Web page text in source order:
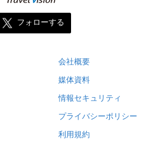
フォローする
会社概要
媒体資料
情報セキュリティ
プライバシーポリシー
利用規約